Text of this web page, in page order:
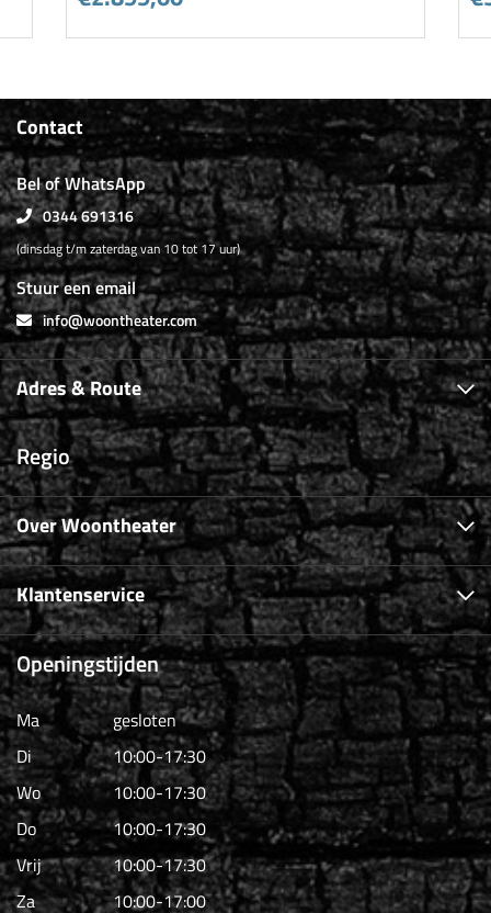
Contact
Bel of WhatsApp
0344 691316
(dinsdag t/m zaterdag van 10 tot 17 uur)
Stuur een email
info@woontheater.com
Adres & Route
Regio
Over Woontheater
Klantenservice
Openingstijden
Ma
gesloten
Di
10:00-17:30
Wo
10:00-17:30
Do
10:00-17:30
Vrij
10:00-17:30
Za
10:00-17:00